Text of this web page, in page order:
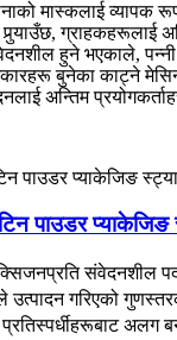
मास्कलाई व्यापक
ग्राहकहरूलाई
हुने भएकाले,
बुनेका काट्ने
अन्तिम
पाउडर
संवेदनशील
गरिएको